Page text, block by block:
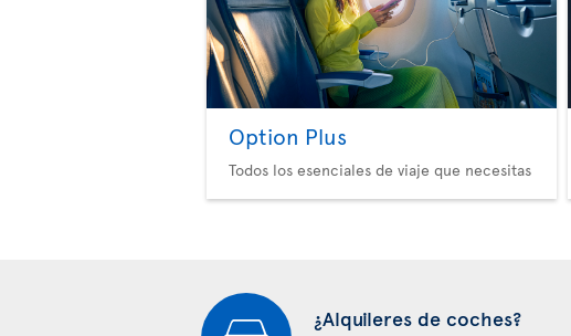
Option Plus
Todos los esenciales de viaje que necesitas
¿Alquileres de coches?